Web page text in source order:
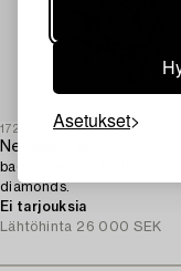
Asetukset
1722766
Necklace with drop,
baguette, and brilliant-cut
diamonds.
Ei tarjouksia
Lähtöhinta 26 000 SEK